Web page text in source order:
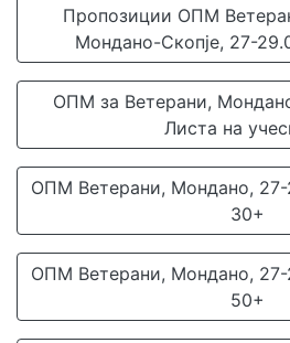
Пропозиции ОПМ
Мондано-Скопје, 27-
ОПМ за Ветерани,
Листа на
ОПМ Ветерани, Мондано,
30+
ОПМ Ветерани, Мондано,
50+